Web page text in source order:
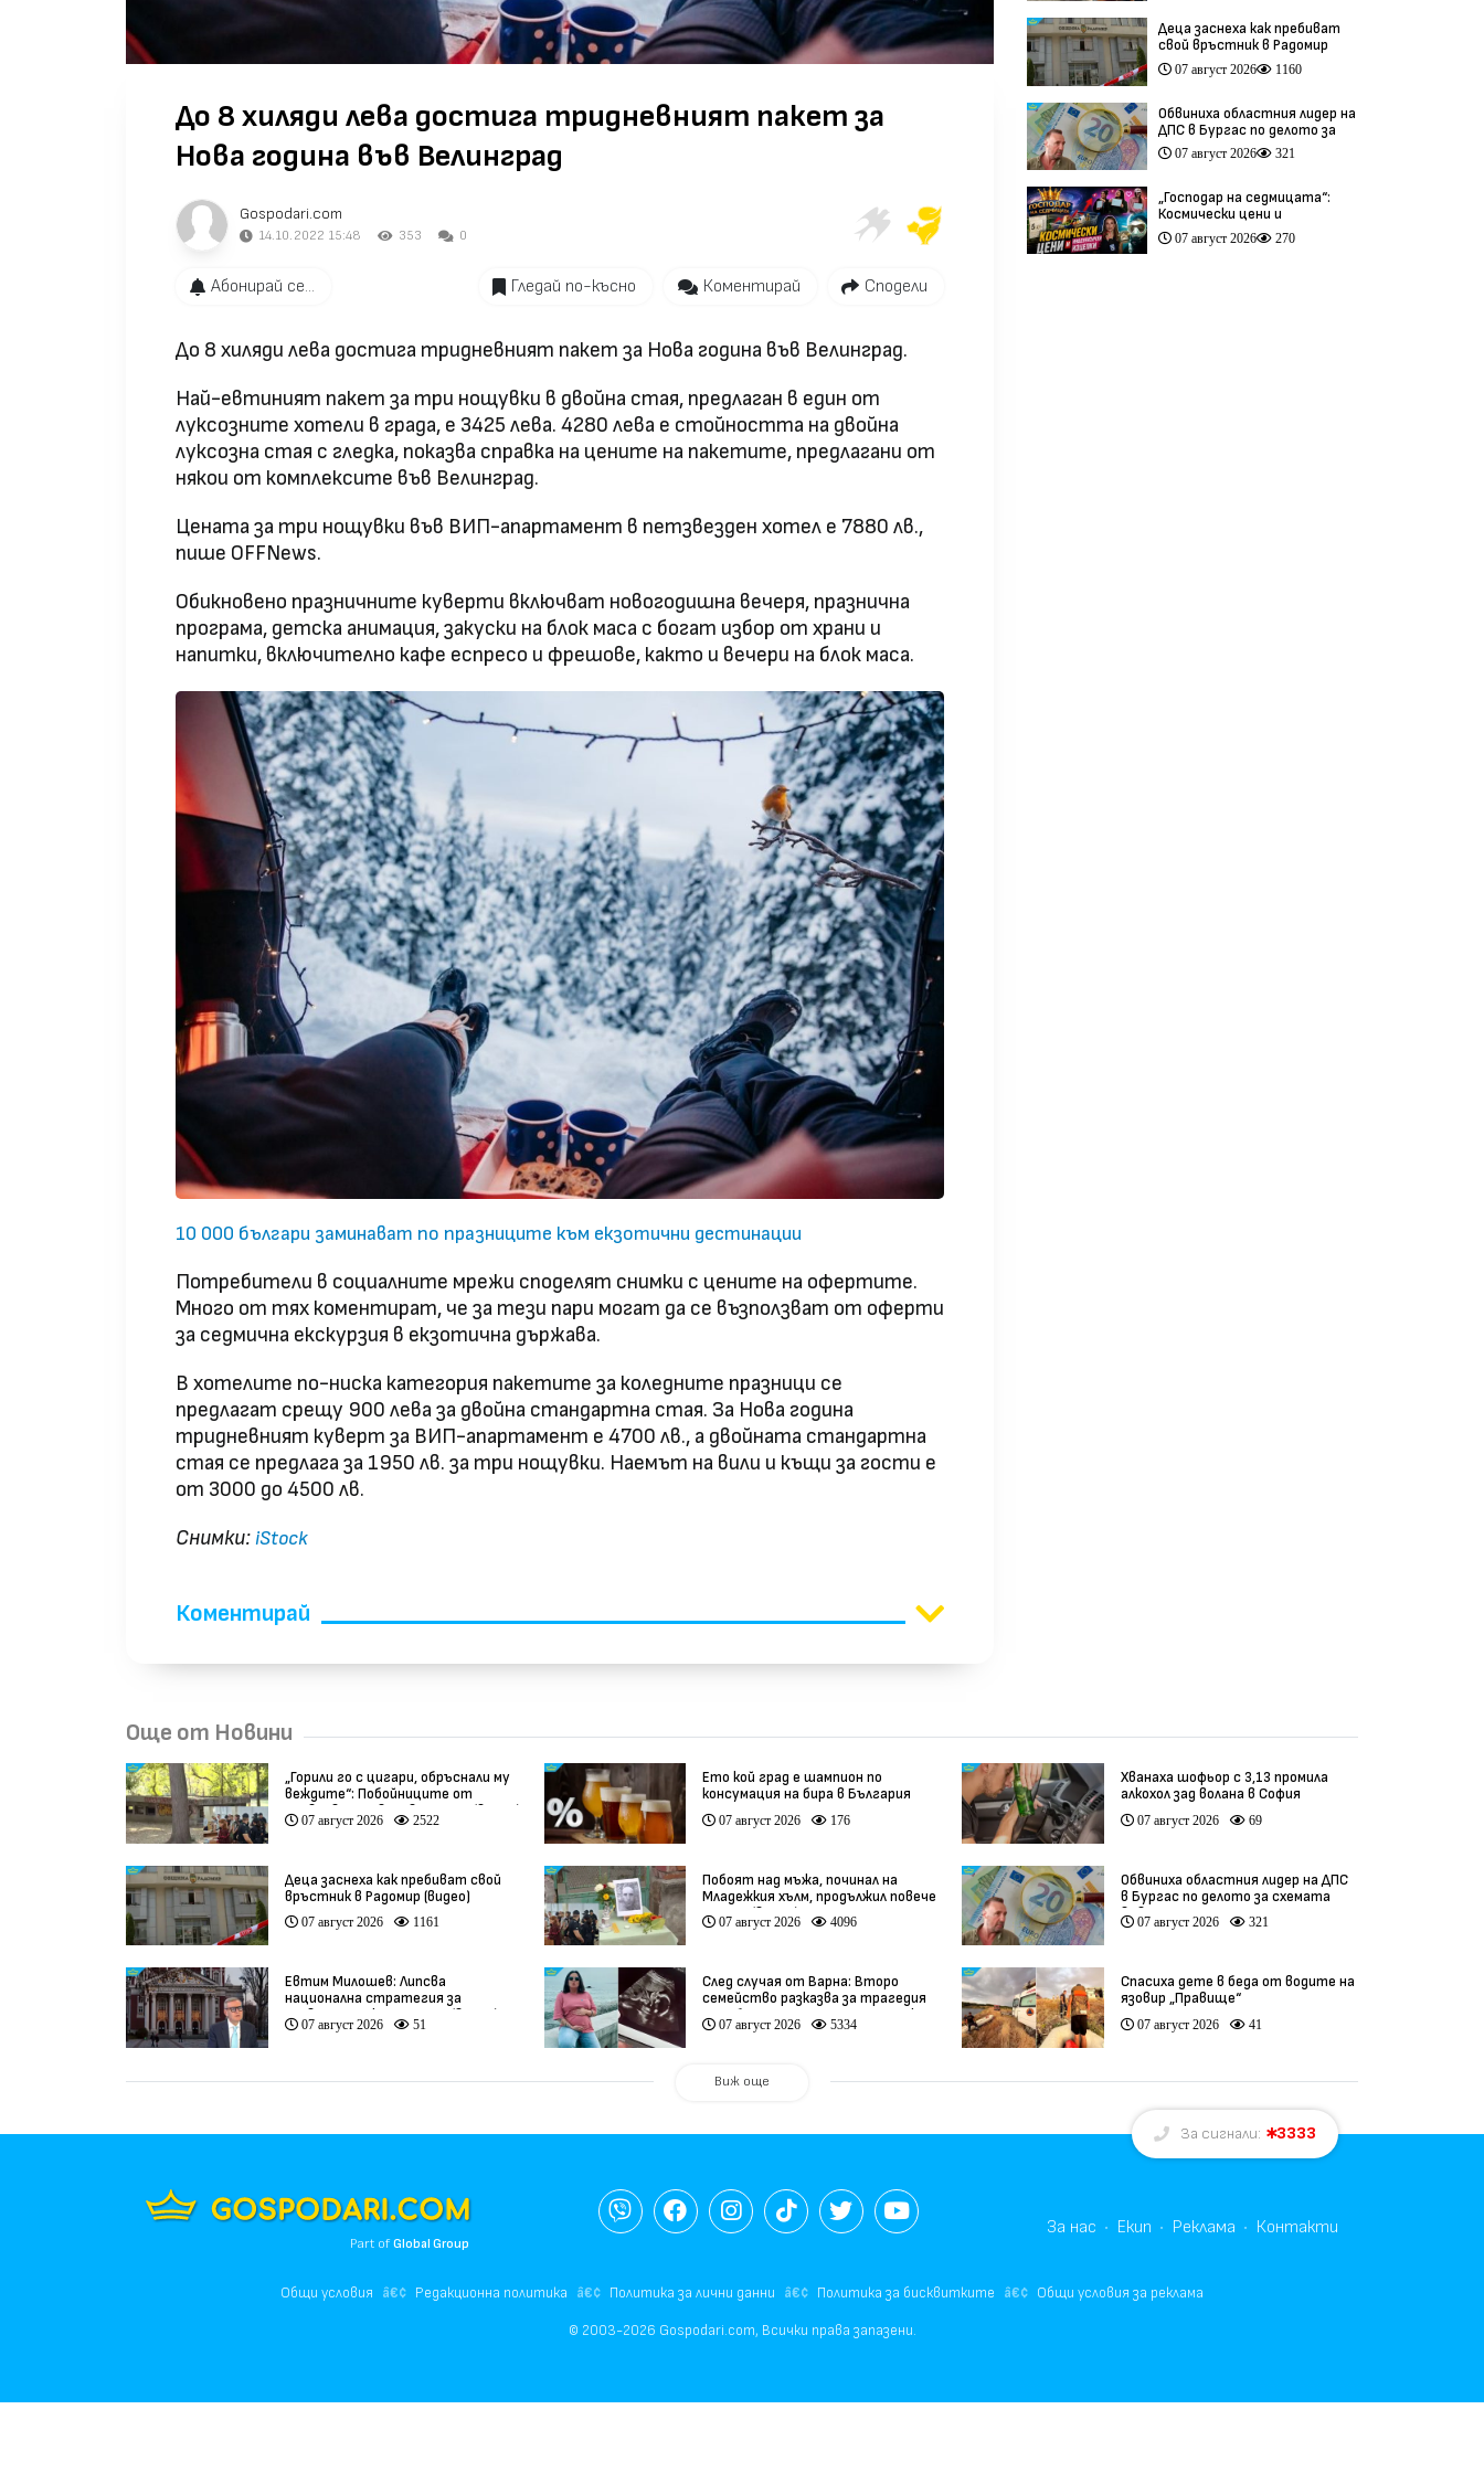
До 8 хиляди лева достига тридневният пакет за
Нова година във Велинград
Gospodari.com
14.10.2022 15:48 353 0
Абонирай се... Гледай по-късно Коментирай Сподели
До 8 хиляди лева достига тридневният пакет за Нова година във Велинград.
Най-евтиният пакет за три нощувки в двойна стая, предлаган в един от
луксозните хотели в града, е 3425 лева. 4280 лева е стойността на двойна
луксозна стая с гледка, показва справка на цените на пакетите, предлагани от
някои от комплексите във Велинград.
Цената за три нощувки във ВИП-апартамент в петзвезден хотел е 7880 лв.,
пише OFFNews.
Обикновено празничните куверти включват новогодишна вечеря, празнична
програма, детска анимация, закуски на блок маса с богат избор от храни и
напитки, включително кафе еспресо и фрешове, както и вечери на блок маса.
10 000 българи заминават по празниците към екзотични дестинации
Потребители в социалните мрежи споделят снимки с цените на офертите.
Много от тях коментират, че за тези пари могат да се възползват от оферти
за седмична екскурзия в екзотична държава.
В хотелите по-ниска категория пакетите за коледните празници се
предлагат срещу 900 лева за двойна стандартна стая. За Нова година
тридневният куверт за ВИП-апартамент е 4700 лв., а двойната стандартна
стая се предлага за 1950 лв. за три нощувки. Наемът на вили и къщи за гости е
от 3000 до 4500 лв.
Снимки:iStock
Коментирай
Деца заснеха как пребиват
свой връстник в Радомир
(видео)07 август 2026 1160
Обвиниха областния лидер на
ДПС в Бургас по делото за
схемата във ВиК
07 август 2026 321
„Господар на седмицата“:
Космически цени и
инфлуенсърски изцепки
(видео)
07 август 2026 270
Още от Новини
„Горили го с цигари, обръснали му
веждите“: Побойниците от
Пловдив остават в ареста (видео)
07 август 2026 2522
Ето кой град е шампион по
консумация на бира в България
07 август 2026 176
Хванаха шофьор с 3,13 промила
алкохол зад волана в София
07 август 2026 69
Деца заснеха как пребиват свой
връстник в Радомир (видео)
07 август 2026 1161
Побоят над мъжа, починал на
Младежкия хълм, продължил повече
от час (видео)
07 август 2026 4096
Обвиниха областния лидер на ДПС
в Бургас по делото за схемата
във ВиК
07 август 2026 321
Евтим Милошев: Липсва
национална стратегия за
развитие на културата (видео)
07 август 2026 51
След случая от Варна: Второ
семейство разказва за трагедия
след бременност при същия лекар
(видео)
07 август 2026 5334
Спасиха дете в беда от водите на
язовир „Правище“
07 август 2026 41
Виж още
За сигнали: 3333
Part ofGlobal Group
За нас Екип Реклама Контакти
Общи условия Редакционна политика Политика за лични данни Политика за бисквитките Общи условия за реклама
© 2003-2026 Gospodari.com, Всички права запазени.